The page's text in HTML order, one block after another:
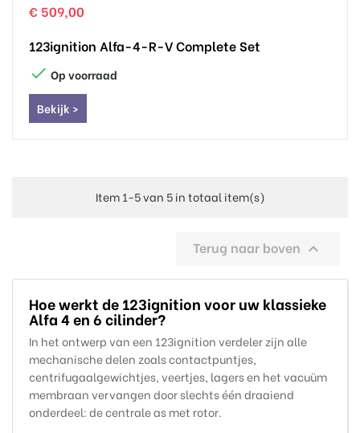
€ 509,00
123ignition Alfa-4-R-V Complete Set
 Op voorraad
Bekijk >
Item 1-5 van 5 in totaal item(s)
Terug naar boven 
Hoe werkt de 123ignition voor uw klassieke
Alfa 4 en 6 cilinder?
In het ontwerp van een 123ignition verdeler zijn alle
mechanische delen zoals contactpuntjes,
centrifugaalgewichtjes, veertjes, lagers en het vacuüm
membraan vervangen door slechts één draaiend
onderdeel: de centrale as met rotor.